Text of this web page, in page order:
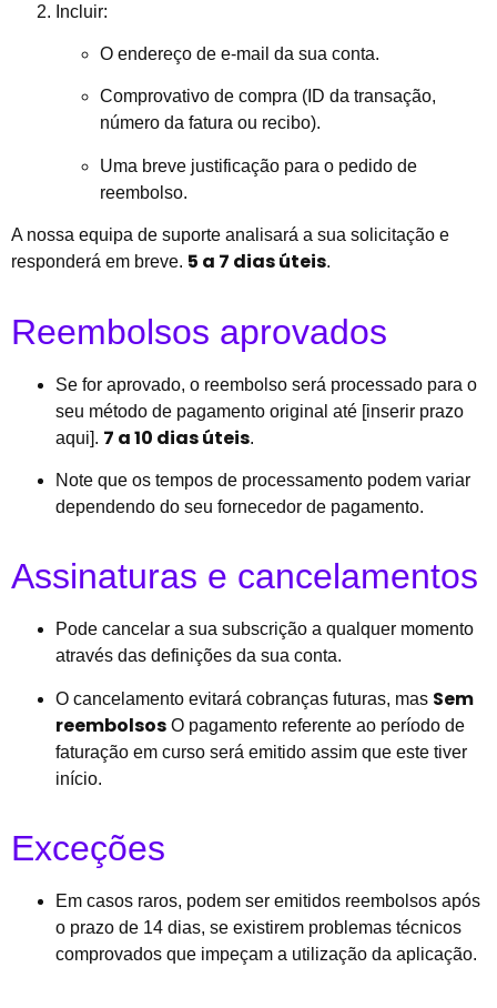
Incluir:
O endereço de e-mail da sua conta.
Comprovativo de compra (ID da transação,
número da fatura ou recibo).
Uma breve justificação para o pedido de
reembolso.
A nossa equipa de suporte analisará a sua solicitação e
responderá em breve. 5 a 7 dias úteis.
Reembolsos aprovados
Se for aprovado, o reembolso será processado para o
seu método de pagamento original até [inserir prazo
aqui]. 7 a 10 dias úteis.
Note que os tempos de processamento podem variar
dependendo do seu fornecedor de pagamento.
Assinaturas e cancelamentos
Pode cancelar a sua subscrição a qualquer momento
através das definições da sua conta.
O cancelamento evitará cobranças futuras, mas Sem
reembolsos O pagamento referente ao período de
faturação em curso será emitido assim que este tiver
início.
Exceções
Em casos raros, podem ser emitidos reembolsos após
o prazo de 14 dias, se existirem problemas técnicos
comprovados que impeçam a utilização da aplicação.